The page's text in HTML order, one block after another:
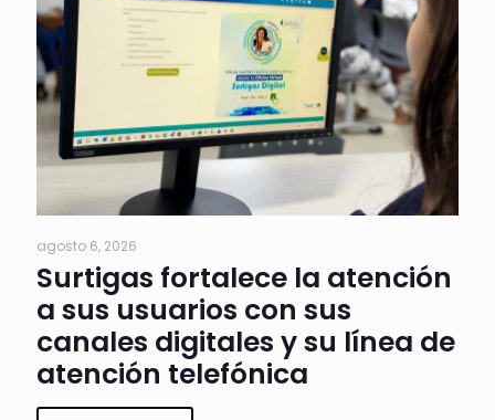
agosto 6, 2026
Surtigas fortalece la atención
a sus usuarios con sus
canales digitales y su línea de
atención telefónica